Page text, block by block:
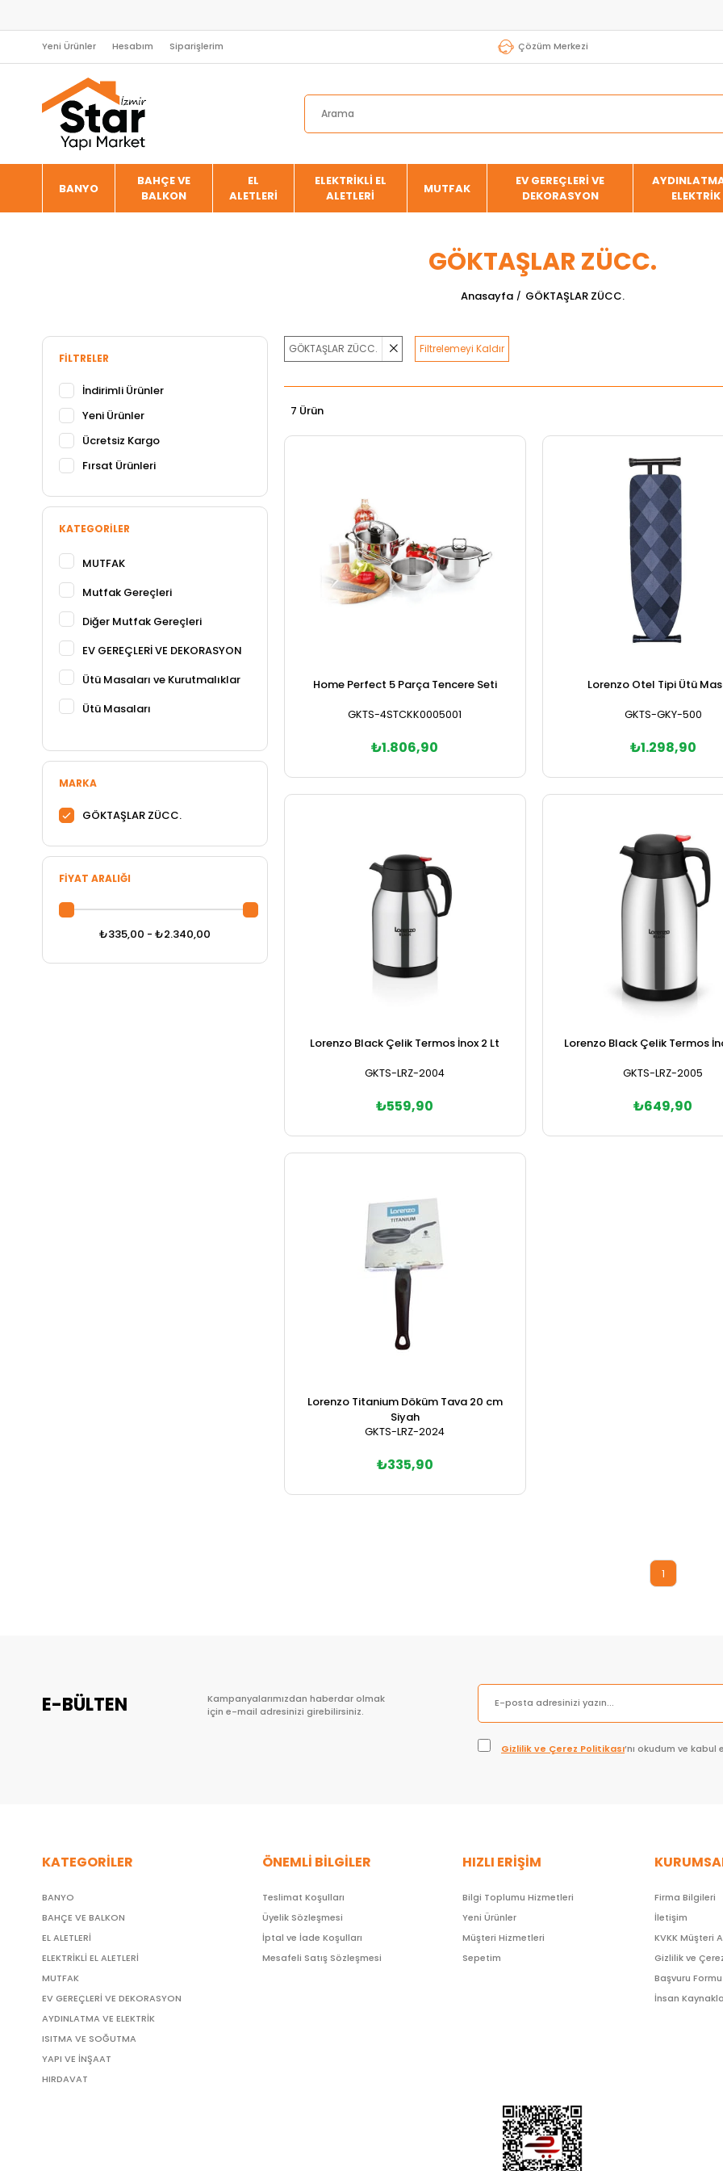
Yeni Ürünler Hesabım Siparişlerim Çözüm Merkezi
BANYO
BAHÇE VE
BALKON
EL
ALETLERİ
ELEKTRİKLİ EL
ALETLERİ
MUTFAK
EV GEREÇLERİ VE
DEKORASYON
ELEKTRİK
GÖKTAŞLAR ZÜCC.
Anasayfa GÖKTAŞLAR ZÜCC.
FILTRELER
İndirimli Ürünler
Yeni Ürünler
Ücretsiz Kargo
Fırsat Ürünleri
KATEGORILER
MUTFAK
Mutfak Gereçleri
Diğer Mutfak Gereçleri
EV GEREÇLERİ VE DEKORASYON
Ütü Masaları ve Kurutmalıklar
Ütü Masaları
MARKA
GÖKTAŞLAR ZÜCC.
FIYAT ARALIĞI
₺335,00 - ₺2.340,00
GÖKTAŞLAR ZÜCC. Filtrelemeyi Kaldır
7 Ürün
Home Perfect 5 Parça Tencere Seti
GKTS-4STCKK0005001
₺1.806,90
Sepete Ekle
Lorenzo Otel Tipi Ütü
GKTS-GKY-500
₺1.298,90
Sepete Ekle
Lorenzo Black Çelik Termos İnox 2 Lt
GKTS-LRZ-2004
₺559,90
Sepete Ekle
Lorenzo Black Çelik Termos
GKTS-LRZ-2005
₺649,90
Lorenzo Titanium Döküm Tava 20 cm
Siyah
GKTS-LRZ-2024
₺335,90
1
E-BÜLTEN
Kampanyalarımızdan haberdar olmak
için e-mail adresinizi girebilirsiniz.
Gizlilik ve Çerez Politikası’nı okudum ve kabul
KATEGORİLER
BANYO
BAHÇE VE BALKON
EL ALETLERİ
ELEKTRİKLİ EL ALETLERİ
MUTFAK
EV GEREÇLERİ VE DEKORASYON
AYDINLATMA VE ELEKTRİK
ISITMA VE SOĞUTMA
YAPI VE İNŞAAT
HIRDAVAT
ÖNEMLİ BİLGİLER
Teslimat Koşulları
Üyelik Sözleşmesi
İptal ve İade Koşulları
Mesafeli Satış Sözleşmesi
HIZLI ERİŞİM
Bilgi Toplumu Hizmetleri
Yeni Ürünler
Müşteri Hizmetleri
Sepetim
Firma Bilgileri
İletişim
KVKK Müşteri
Gizlilik ve
Başvuru Formu
İnsan